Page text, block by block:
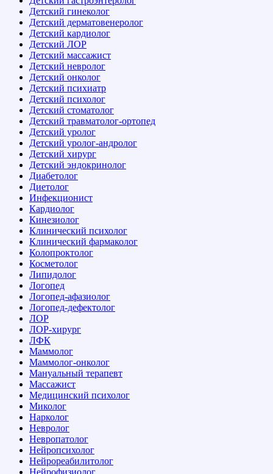
Детский гинеколог
Детский дерматовенеролог
Детский кардиолог
Детский ЛОР
Детский массажист
Детский невролог
Детский онколог
Детский психиатр
Детский психолог
Детский стоматолог
Детский травматолог-ортопед
Детский уролог
Детский уролог-андролог
Детский хирург
Детский эндокринолог
Диабетолог
Диетолог
Инфекционист
Кардиолог
Кинезиолог
Клинический психолог
Клинический фармаколог
Колопроктолог
Косметолог
Липидолог
Логопед
Логопед-афазиолог
Логопед-дефектолог
ЛОР
ЛОР-хирург
ЛФК
Маммолог
Маммолог-онколог
Мануальный терапевт
Массажист
Медицинский психолог
Миколог
Нарколог
Невролог
Невропатолог
Нейропсихолог
Нейрореабилитолог
Нейрофизиолог